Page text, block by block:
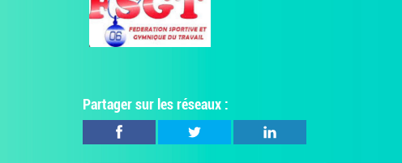
Partager sur les réseaux :